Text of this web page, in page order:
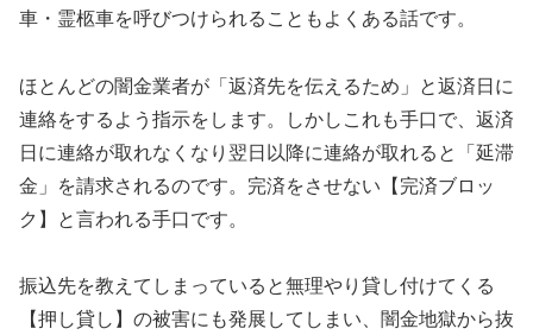
車・霊柩車を呼びつけられることもよくある話です。
ほとんどの闇金業者が「返済先を伝えるため」と返済日に
連絡をするよう指示をします。しかしこれも手口で、返済
日に連絡が取れなくなり翌日以降に連絡が取れると「延滞
金」を請求されるのです。完済をさせない【完済ブロッ
ク】と言われる手口です。
振込先を教えてしまっていると無理やり貸し付けてくる
【押し貸し】の被害にも発展してしまい、闇金地獄から抜